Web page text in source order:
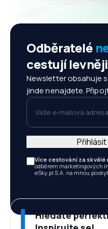
Odběratelé
cestují
Newsletter obsahuje
jinde nenajdete.
Vaše e-mailová adresa
Více cestování za skvělé
odběrem marketingových
eSky.pl S.A. na mnou
Hledáte